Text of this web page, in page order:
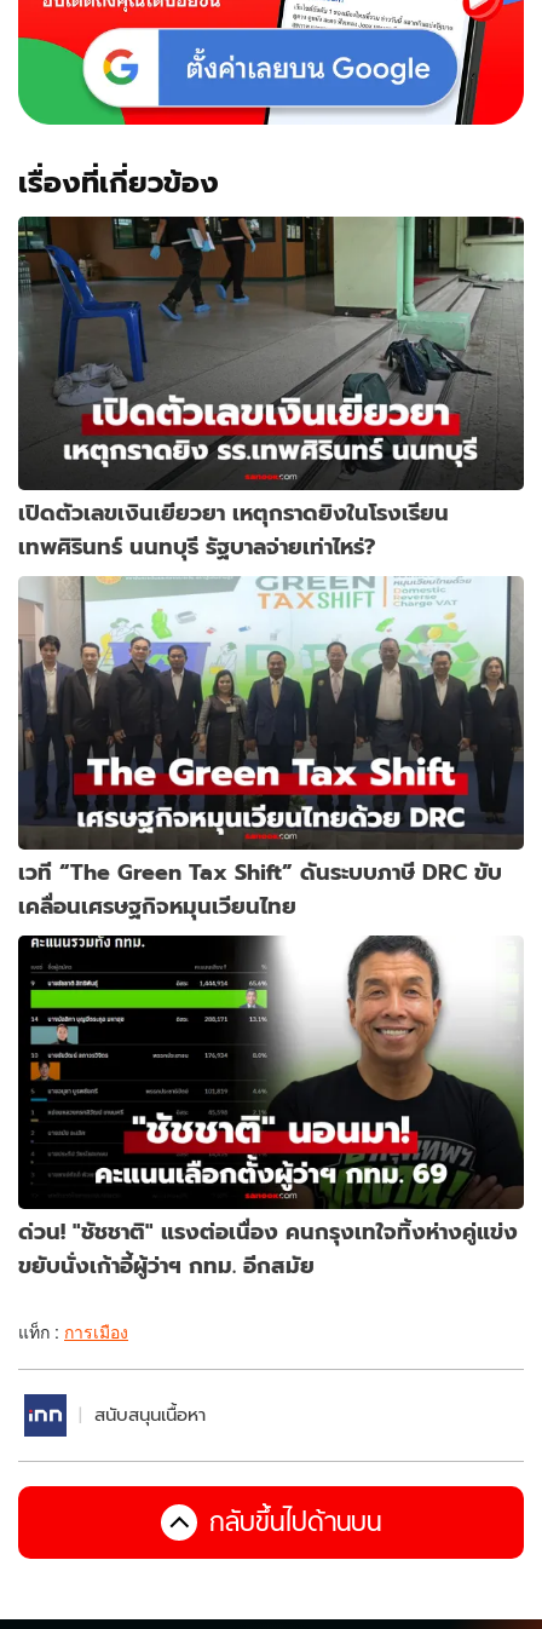
เรื่องที่เกี่ยวข้อง
เปิดตัวเลขเงินเยียวยา เหตุกราดยิงในโรงเรียน
เทพศิรินทร์ นนทบุรี รัฐบาลจ่ายเท่าไหร่?
เวที “The Green Tax Shift” ดันระบบภาษี DRC ขับ
เคลื่อนเศรษฐกิจหมุนเวียนไทย
ด่วน! "ชัชชาติ" แรงต่อเนื่อง คนกรุงเทใจทิ้งห่างคู่แข่ง
ขยับนั่งเก้าอี้ผู้ว่าฯ กทม. อีกสมัย
แท็ก : การเมือง
สนับสนุนเนื้อหา
กลับขึ้นไปด้านบน